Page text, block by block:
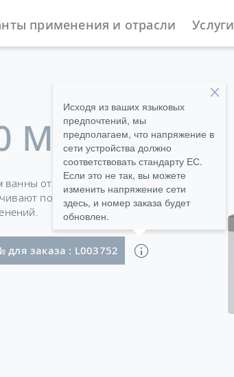
применения и отрасли
Нагревающие термостаты Universa
M
ванны от 4 до 40 литров и
полную гибкость и
угловым штекером Schuko (CEE7/7)
для заказа : L003752
Исходя из ваших языковых
предпочтений, мы
предполагаем, что напряжение в
сети устройства должно
соответствовать стандарту ЕС.
Если это не так, вы можете
изменить напряжение сети
здесь, и номер заказа будет
обновлен.